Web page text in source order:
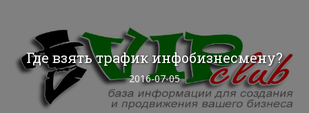
Где взять трафик инфобизнесмену?
2016-07-05